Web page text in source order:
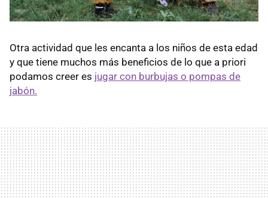
Otra actividad que les encanta a los niños de esta edad
y que tiene muchos más beneficios de lo que a priori
podamos creer es jugar con burbujas o pompas de
jabón.